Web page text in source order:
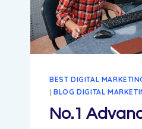
BEST DIGITAL
|BLOG DIGITAL
No.1